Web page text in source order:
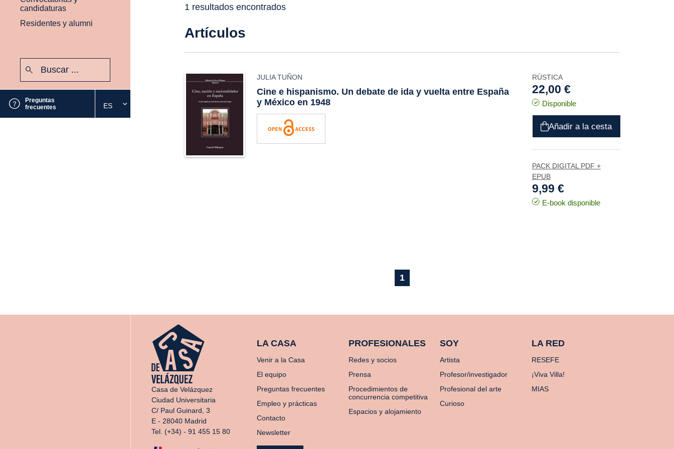
candidaturas
Residentes y alumni
Preguntas
frecuentes
Seleccione
el
ES
1 resultados encontrados
Artículos
JULIA TUÑON
Cine e hispanismo. Un debate de ida y vuelta entre España
y México en 1948
RÚSTICA
22,00 €
Disponible
Añadir a la cesta
PACK DIGITAL PDF +
EPUB
9,99 €
E-book disponible
1
Casa de Velázquez
Ciudad Universitaria
C/ Paul Guinard, 3
E - 28040 Madrid
Tel. (+34) - 91 455 15 80
LA CASA
Venir a la Casa
El equipo
Preguntas frecuentes
Empleo y prácticas
Contacto
Newsletter
PROFESIONALES
Redes y socios
Prensa
Procedimientos de
concurrencia competitiva
Espacios y alojamiento
SOY
Artista
Profesor/investigador
Profesional del arte
Curioso
LA RED
RESEFE
¡Viva Villa!
MIAS